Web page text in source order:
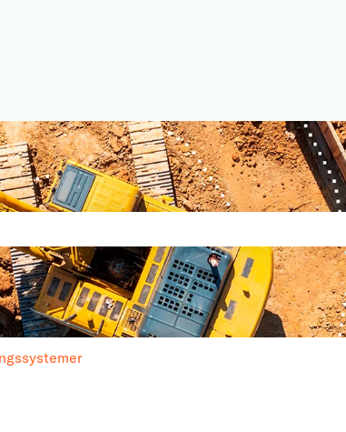
en tilknyttet funktion for